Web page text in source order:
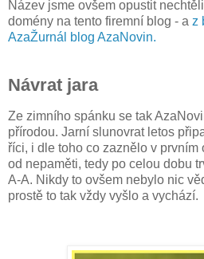
Název jsme ovšem opustit
domény na tento firemní blog - a z
AzaŽurnál blog AzaNovin.
Návrat jara
Ze zimního spánku se tak
přírodou. Jarní slunovrat letos
říci, i dle toho co zaznělo v prvním
od nepaměti, tedy po celou dobu
A-A. Nikdy to ovšem nebylo nic
prostě to tak vždy vyšlo a vychází.